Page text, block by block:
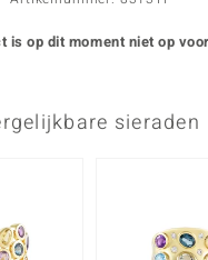
is op dit moment niet op
sieraden